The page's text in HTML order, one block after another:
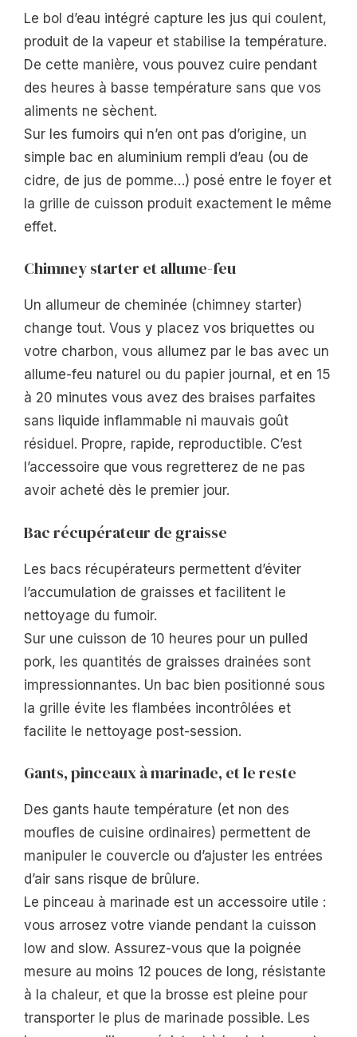
Le bol d’eau intégré capture les jus qui coulent,
produit de la vapeur et stabilise la température.
De cette manière, vous pouvez cuire pendant
des heures à basse température sans que vos
aliments ne sèchent.
Sur les fumoirs qui n’en ont pas d’origine, un
simple bac en aluminium rempli d’eau (ou de
cidre, de jus de pomme…) posé entre le foyer et
la grille de cuisson produit exactement le même
effet.
Chimney starter et allume-feu
Un allumeur de cheminée (chimney starter)
change tout. Vous y placez vos briquettes ou
votre charbon, vous allumez par le bas avec un
allume-feu naturel ou du papier journal, et en 15
à 20 minutes vous avez des braises parfaites
sans liquide inflammable ni mauvais goût
résiduel. Propre, rapide, reproductible. C’est
l’accessoire que vous regretterez de ne pas
avoir acheté dès le premier jour.
Bac récupérateur de graisse
Les bacs récupérateurs permettent d’éviter
l’accumulation de graisses et facilitent le
nettoyage du fumoir.
Sur une cuisson de 10 heures pour un pulled
pork, les quantités de graisses drainées sont
impressionnantes. Un bac bien positionné sous
la grille évite les flambées incontrôlées et
facilite le nettoyage post-session.
Gants, pinceaux à marinade, et le reste
Des gants haute température (et non des
moufles de cuisine ordinaires) permettent de
manipuler le couvercle ou d’ajuster les entrées
d’air sans risque de brûlure.
Le pinceau à marinade est un accessoire utile :
vous arrosez votre viande pendant la cuisson
low and slow. Assurez-vous que la poignée
mesure au moins 12 pouces de long, résistante
à la chaleur, et que la brosse est pleine pour
transporter le plus de marinade possible. Les